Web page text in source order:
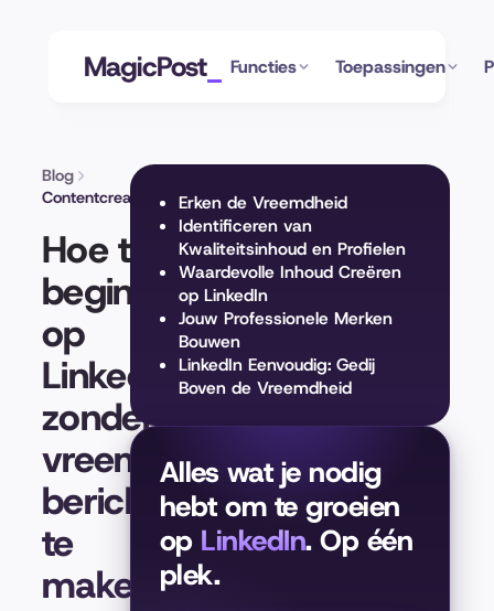
MagicPost Functies Toepassingen
Blog
Contentcreatie
Hoe te
beginnen
op
LinkedIn
zonder
vreemde
berichten
te
maken
Erken de Vreemdheid
Identificeren van
Kwaliteitsinhoud en Profielen
Waardevolle Inhoud Creëren
op LinkedIn
Jouw Professionele Merken
Bouwen
LinkedIn Eenvoudig: Gedij
Boven de Vreemdheid
Alles wat je nodig
hebt om te groeien
op LinkedIn. Op één
plek.